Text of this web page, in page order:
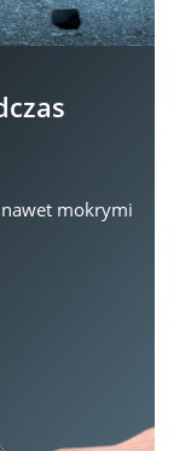
mokrymi